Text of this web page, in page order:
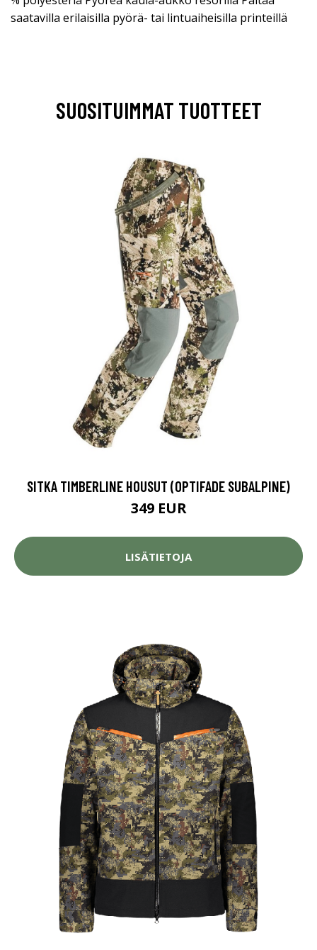
saatavilla erilaisilla pyörä- tai lintuaiheisilla printeillä
SUOSITUIMMAT TUOTTEET
SITKA TIMBERLINE HOUSUT (OPTIFADE SUBALPINE)
349 EUR
LISÄTIETOJA